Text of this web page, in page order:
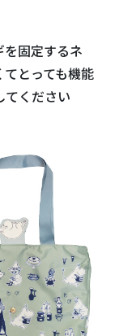
固定するネ
とっても機能
てください